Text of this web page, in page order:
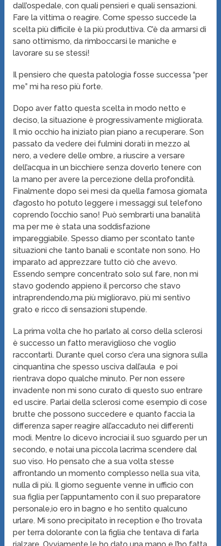
dall’ospedale, con quali pensieri e quali sensazioni.
Fare la vittima o reagire. Come spesso succede la
scelta più difficile è la più produttiva. C’è da armarsi di
sano ottimismo, da rimboccarsi le maniche e
lavorare su se stessi!
Il pensiero che questa patologia fosse successa “per
me” mi ha reso più forte.
Dopo aver fatto questa scelta in modo netto e
deciso, la situazione è progressivamente migliorata.
Il mio occhio ha iniziato pian piano a recuperare. Son
passato da vedere dei fulmini dorati in mezzo al
nero, a vedere delle ombre, a riuscire a versare
dell’acqua in un bicchiere senza doverlo tenere con
la mano per avere la percezione della profondità.
Finalmente dopo sei mesi da quella famosa giornata
d’agosto ho potuto leggere i messaggi sul telefono
coprendo l’occhio sano! Può sembrarti una banalità
ma per me è stata una soddisfazione
impareggiabile. Spesso diamo per scontato tante
situazioni che tanto banali e scontate non sono. Ho
imparato ad apprezzare tutto ciò che avevo.
Essendo sempre concentrato solo sul fare, non mi
stavo godendo appieno il percorso che stavo
intraprendendo,ma più miglioravo, più mi sentivo
grato e ricco di sensazioni stupende.
La prima volta che ho parlato al corso della sclerosi
è successo un fatto meraviglioso che voglio
raccontarti. Durante quel corso c’era una signora sulla
cinquantina che spesso usciva dall’aula e poi
rientrava dopo qualche minuto. Per non essere
invadente non mi sono curato di questo suo entrare
ed uscire. Parlai della sclerosi come esempio di cose
brutte che possono succedere e quanto faccia la
differenza saper reagire all’accaduto nei differenti
modi. Mentre lo dicevo incrociai il suo sguardo per un
secondo, e notai una piccola lacrima scendere dal
suo viso. Ho pensato che a sua volta stesse
affrontando un momento complesso nella sua vita,
nulla di più. Il giorno seguente venne in ufficio con
sua figlia per l’appuntamento con il suo preparatore
personale,io ero in bagno e ho sentito qualcuno
urlare. Mi sono precipitato in reception e l’ho trovata
per terra dolorante con la figlia che tentava di farla